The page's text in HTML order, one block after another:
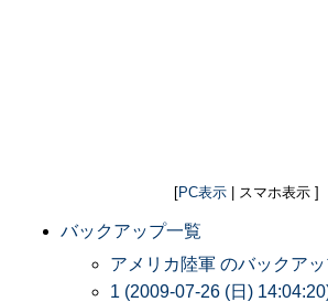
[PC表示 | スマホ表示 ]
バックアップ一覧
アメリカ陸軍 のバックア
1 (2009-07-26 (日)